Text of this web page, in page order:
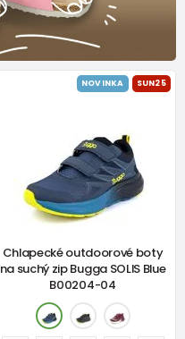
NOVINKA SUN25
Chlapecké outdoorové boty
na suchý zip Bugga SOLIS Blue
B00204-04